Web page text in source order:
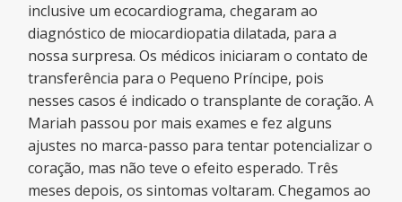
inclusive um ecocardiograma, chegaram ao
diagnóstico de miocardiopatia dilatada, para a
nossa surpresa. Os médicos iniciaram o contato de
transferência para o Pequeno Príncipe, pois
nesses casos é indicado o transplante de coração. A
Mariah passou por mais exames e fez alguns
ajustes no marca-passo para tentar potencializar o
coração, mas não teve o efeito esperado. Três
meses depois, os sintomas voltaram. Chegamos ao